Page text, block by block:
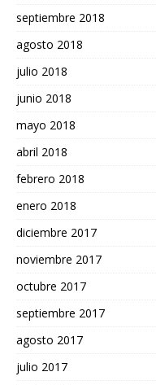
septiembre 2018
agosto 2018
julio 2018
junio 2018
mayo 2018
abril 2018
febrero 2018
enero 2018
diciembre 2017
noviembre 2017
octubre 2017
septiembre 2017
agosto 2017
julio 2017